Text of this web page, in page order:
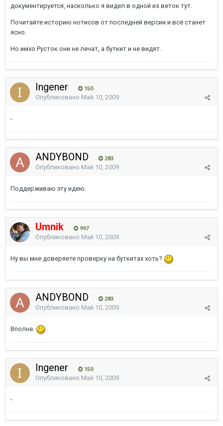
документируется, насколько я видел в одной из веток тут.
Почитайте историю нотисов от последней версии и всё станет
ясно.
Но имхо Русток они не лечат, а буткит и не видят.
Ingener 150
Опубликовано Май 10, 2009
-
ANDYBOND 283
Опубликовано Май 10, 2009
Поддерживаю эту идею.
Umnik 997
Опубликовано Май 10, 2009
Ну вы мне доверяете проверку на буткитах хоть?
ANDYBOND 283
Опубликовано Май 10, 2009
Вполне.
Ingener 150
Опубликовано Май 10, 2009
-